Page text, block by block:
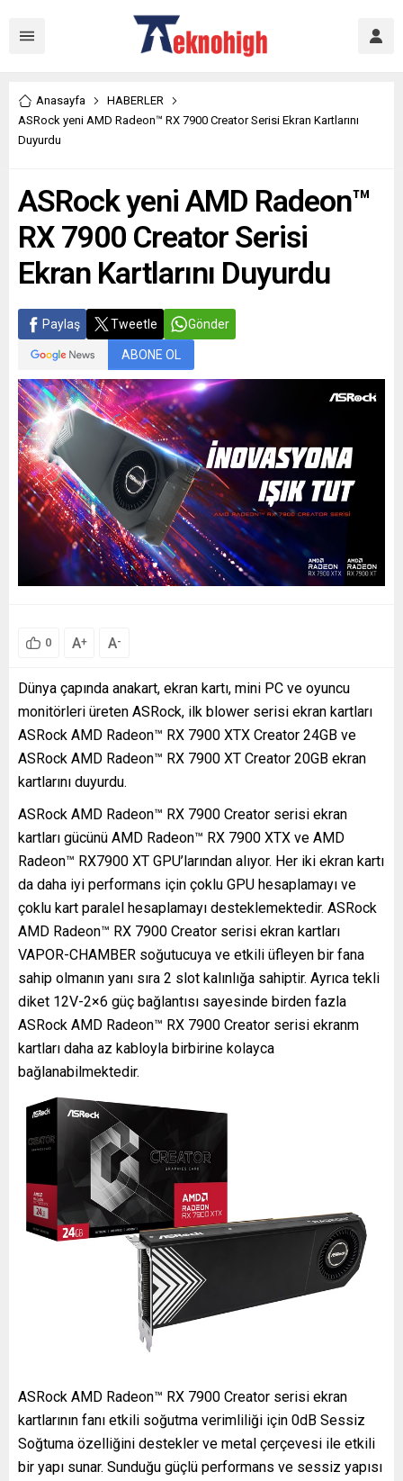
Anasayfa
HABERLER
ASRock yeni AMD Radeon™ RX 7900 Creator Serisi Ekran Kartlarını
Duyurdu
ASRock yeni AMD Radeon™
RX 7900 Creator Serisi
Ekran Kartlarını Duyurdu
Paylaş Tweetle Gönder
ABONE OL
0 A+ A-
Dünya çapında anakart, ekran kartı, mini PC ve oyuncu
monitörleri üreten ASRock, ilk blower serisi ekran kartları
ASRock AMD Radeon™ RX 7900 XTX Creator 24GB ve
ASRock AMD Radeon™ RX 7900 XT Creator 20GB ekran
kartlarını duyurdu.
ASRock AMD Radeon™ RX 7900 Creator serisi ekran
kartları gücünü AMD Radeon™ RX 7900 XTX ve AMD
Radeon™ RX7900 XT GPU’larından alıyor. Her iki ekran kartı
da daha iyi performans için çoklu GPU hesaplamayı ve
çoklu kart paralel hesaplamayı desteklemektedir. ASRock
AMD Radeon™ RX 7900 Creator serisi ekran kartları
VAPOR-CHAMBER soğutucuya ve etkili üfleyen bir fana
sahip olmanın yanı sıra 2 slot kalınlığa sahiptir. Ayrıca tekli
diket 12V-2×6 güç bağlantısı sayesinde birden fazla
ASRock AMD Radeon™ RX 7900 Creator serisi ekranm
kartları daha az kabloyla birbirine kolayca
bağlanabilmektedir.
ASRock AMD Radeon™ RX 7900 Creator serisi ekran
kartlarının fanı etkili soğutma verimliliği için 0dB Sessiz
Soğtuma özelliğini destekler ve metal çerçevesi ile etkili
bir yapı sunar. Sunduğu güçlü performans ve sessiz yapısı